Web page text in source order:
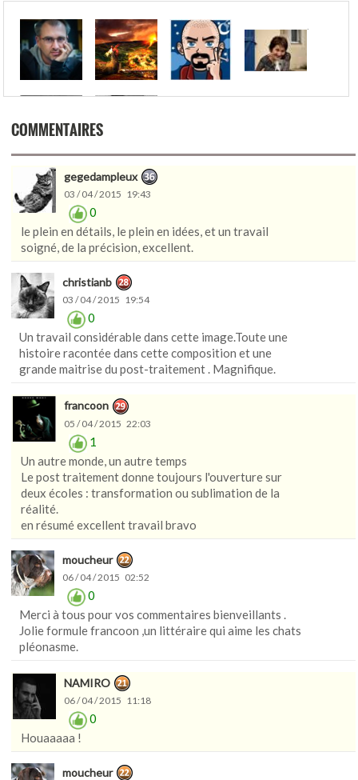
.
COMMENTAIRES
gegedampleux
03 / 04 / 2015 19:43
0
le plein en détails, le plein en idées, et un travail
soigné, de la précision, excellent.
christianb
03 / 04 / 2015 19:54
0
Un travail considérable dans cette image.Toute une
histoire racontée dans cette composition et une
grande maitrise du post-traitement . Magnifique.
francoon
05 / 04 / 2015 22:03
1
Un autre monde, un autre temps
Le post traitement donne toujours l'ouverture sur
deux écoles : transformation ou sublimation de la
réalité.
en résumé excellent travail bravo
moucheur
06 / 04 / 2015 02:52
0
Merci à tous pour vos commentaires bienveillants .
Jolie formule francoon ,un littéraire qui aime les chats
pléonasme.
NAMIRO
06 / 04 / 2015 11:18
0
Houaaaaa !
moucheur